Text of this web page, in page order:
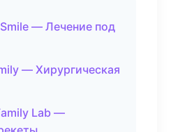
— Лечение под
— Хирургическая
Lab —